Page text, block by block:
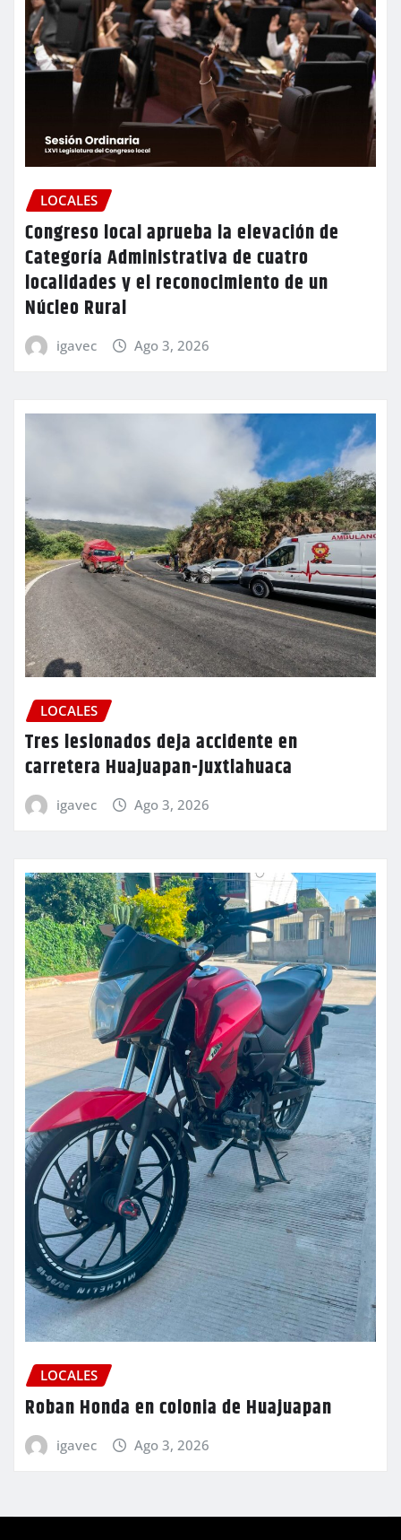
LOCALES
Congreso local aprueba la elevación de
Categoría Administrativa de cuatro
localidades y el reconocimiento de un
Núcleo Rural
igavec Ago 3, 2026
LOCALES
Tres lesionados deja accidente en
carretera Huajuapan-Juxtlahuaca
igavec Ago 3, 2026
LOCALES
Roban Honda en colonia de Huajuapan
igavec Ago 3, 2026